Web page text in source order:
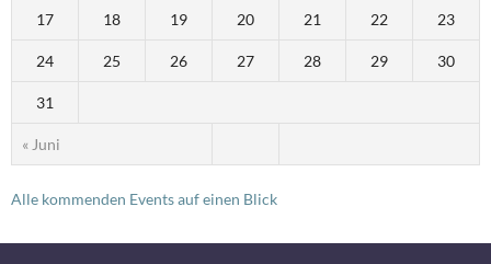
« Juni
17 18 19 20 21 22 23
24 25 26 27 28 29 30
31
Alle kommenden Events auf einen Blick